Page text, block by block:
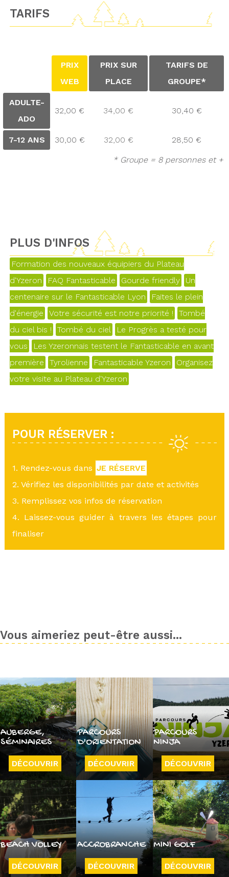
TARIFS
PRIX
WEB
PRIX SUR
PLACE
TARIFS DE
GROUPE*
ADULTE-
ADO
32,00 € 34,00 € 30,40 €
7-12 ANS 30,00 € 32,00 € 28,50 €
* Groupe = 8 personnes et +
PLUS D'INFOS
Formation des nouveaux équipiers du Plateau
d'Yzeron
FAQ Fantasticable Gourde friendly
Un
centenaire sur le Fantasticable Lyon
Faites le plein
d'énergie
Votre sécurité est notre priorité !
Tombé
du ciel bis !
Tombé du ciel
Le Progrès a testé pour
vous
Les Yzeronnais testent le Fantasticable en avant
première
Tyrolienne Fantasticable Yzeron
Organisez
votre visite au Plateau d'Yzeron
POUR RÉSERVER :
1. Rendez-vous dans JE RÉSERVE
2. Vérifiez les disponibilités par date et activités
3. Remplissez vos infos de réservation
4. Laissez-vous guider à travers les étapes pour
finaliser
Vous aimeriez peut-être aussi...
AUBERGE,
SÉMINAIRES
DÉCOUVRIR
PARCOURS
D'ORIENTATION
DÉCOUVRIR
PARCOURS
NINJA
DÉCOUVRIR
BEACH VOLLEY
DÉCOUVRIR
ACCROBRANCHE
DÉCOUVRIR
MINI GOLF
DÉCOUVRIR